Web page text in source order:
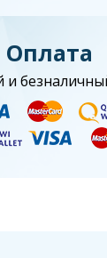
Оплата